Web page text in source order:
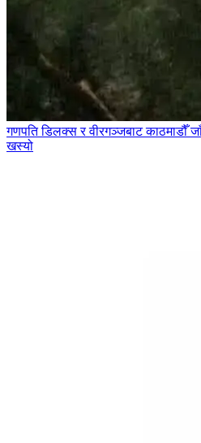
गणपति डिलक्स र वीरगञ्जबाट काठमाडौँ
खस्यो